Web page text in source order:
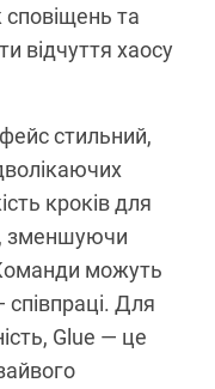
та
відчуття хаосу
стильний,
кроків для
зменшуючи
можуть
Для
Glue — це